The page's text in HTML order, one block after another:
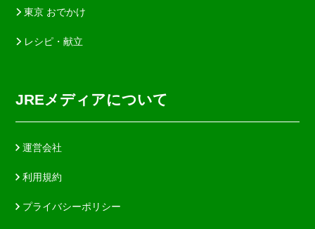
東京 おでかけ
レシピ・献立
JREメディアについて
運営会社
利用規約
プライバシーポリシー